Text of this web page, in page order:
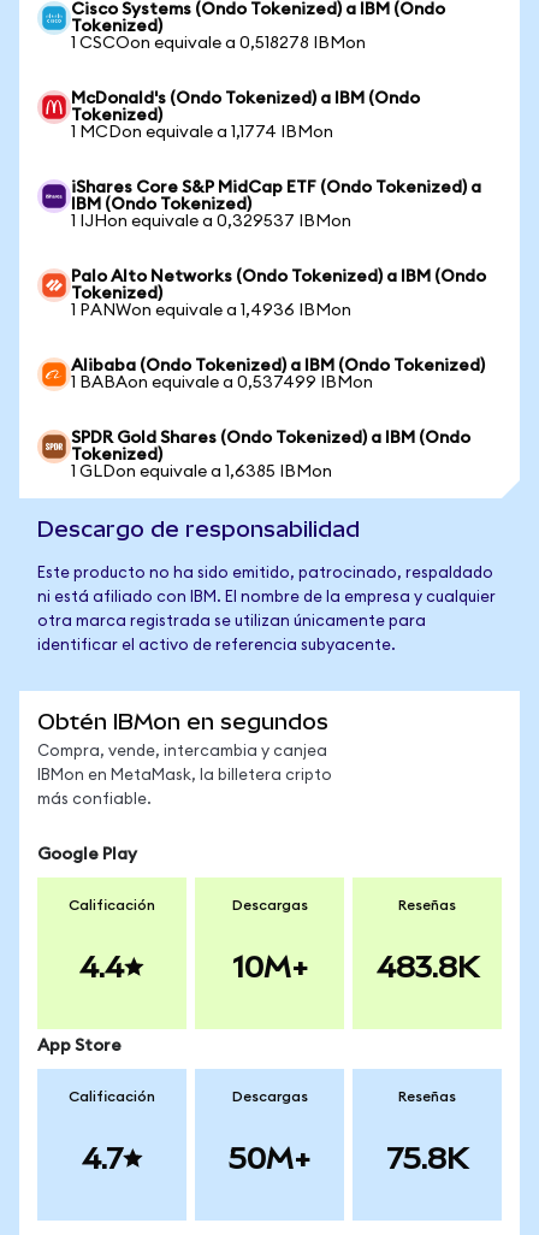
Cisco Systems (Ondo Tokenized) a IBM (Ondo
Tokenized)
1 CSCOon equivale a 0,518278 IBMon
McDonald's (Ondo Tokenized) a IBM (Ondo
Tokenized)
1 MCDon equivale a 1,1774 IBMon
iShares Core S&P MidCap ETF (Ondo Tokenized) a
IBM (Ondo Tokenized)
1 IJHon equivale a 0,329537 IBMon
Palo Alto Networks (Ondo Tokenized) a IBM (Ondo
Tokenized)
1 PANWon equivale a 1,4936 IBMon
Alibaba (Ondo Tokenized) a IBM (Ondo Tokenized)
1 BABAon equivale a 0,537499 IBMon
SPDR Gold Shares (Ondo Tokenized) a IBM (Ondo
Tokenized)
1 GLDon equivale a 1,6385 IBMon
Descargo de responsabilidad
Este producto no ha sido emitido, patrocinado, respaldado
ni está afiliado con IBM. El nombre de la empresa y cualquier
otra marca registrada se utilizan únicamente para
identificar el activo de referencia subyacente.
Obtén IBMon en segundos
Compra, vende, intercambia y canjea
IBMon en MetaMask, la billetera cripto
más confiable.
Google Play
Calificación
4.4
Descargas
10M+
Reseñas
483.8K
App Store
Calificación
4.7
Descargas
50M+
Reseñas
75.8K